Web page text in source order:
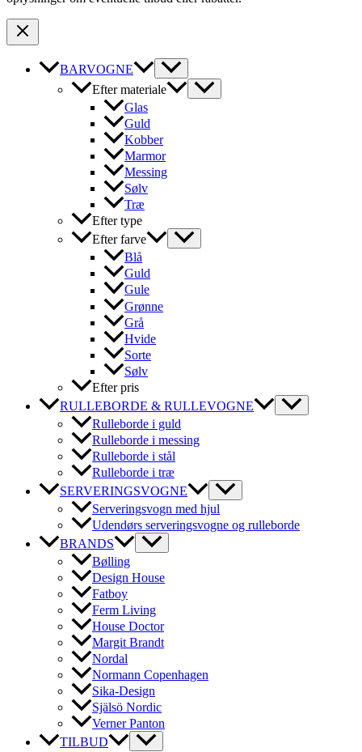
BARVOGNE
Efter materiale
Glas
Guld
Kobber
Marmor
Messing
Sølv
Træ
Efter type
Efter farve
Blå
Guld
Gule
Grønne
Grå
Hvide
Sorte
Sølv
Efter pris
RULLEBORDE & RULLEVOGNE
Rulleborde i guld
Rulleborde i messing
Rulleborde i stål
Rulleborde i træ
SERVERINGSVOGNE
Serveringsvogn med hjul
Udendørs serveringsvogne og rulleborde
BRANDS
Bølling
Design House
Fatboy
Ferm Living
House Doctor
Margit Brandt
Nordal
Normann Copenhagen
Sika-Design
Själsö Nordic
Verner Panton
TILBUD